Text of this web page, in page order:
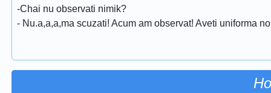
-Chai nu observati nimik?
- Nu.a,a,a,ma scuzati! Acum am observat! Aveti uniforma